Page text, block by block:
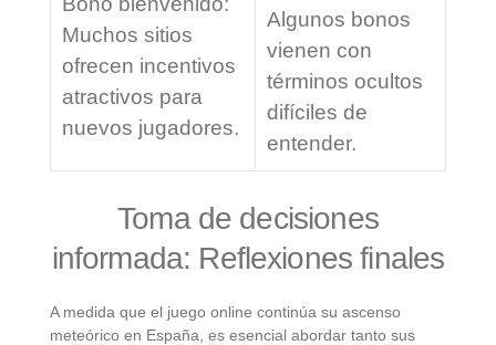
Muchos sitios
ofrecen incentivos
atractivos para
nuevos jugadores.
Algunos bonos
vienen con
términos ocultos
difíciles de
entender.
Toma de decisiones
informada: Reflexiones finales
A medida que el juego online continúa su ascenso
meteórico en España, es esencial abordar tanto sus